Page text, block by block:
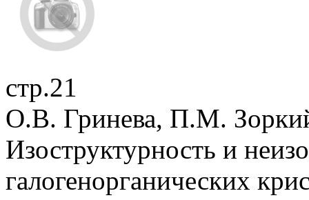
стр.21
О.В. Гринева, П.М.
Изоструктурность и
галогенорганических